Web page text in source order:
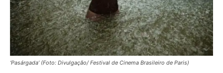
‘Pasárgada’ (Foto: Divulgação/ Festival de Cinema Brasileiro de Paris)